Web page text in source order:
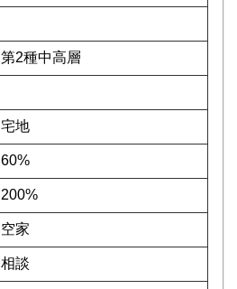
第2種中高層
宅地
60%
200%
空家
相談